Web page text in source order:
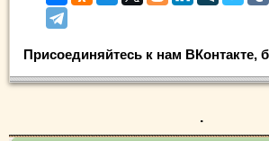
Присоединяйтесь к нам ВКонтакте,
.